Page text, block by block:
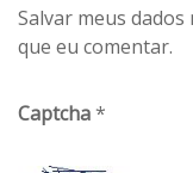
Salvar meus
que eu comentar.
Captcha*